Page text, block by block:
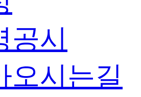
공시
오시는길